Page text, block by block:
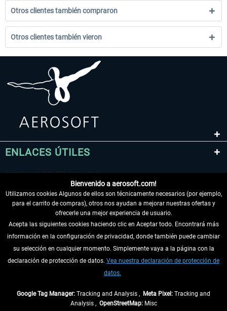
Otros clientes también compraron
Otros clientes también vieron
ENLACES ÚTILES
DESISTIR DEL CONTRATO
INFORMACIÓN
Bienvenido a aerosoft.com!
Utilizamos cookies Algunos de ellos son técnicamente necesarios (por ejemplo,
para el carrito de compras), otros nos ayudan a mejorar nuestras ofertas y
ofrecerle una mejor experiencia de usuario.
Acepta las siguientes cookies haciendo clic en Aceptar todo. Encontrará más
información en la configuración de privacidad, donde también puede cambiar
su selección en cualquier momento. Simplemente vaya a la página con la
declaración de protección de datos. Vea nuestra declaración de protección de
datos.
Google Tag Manager: Tracking and Analysis , Meta Pixel: Tracking and
Analysis , OpenStreetMap:Misc